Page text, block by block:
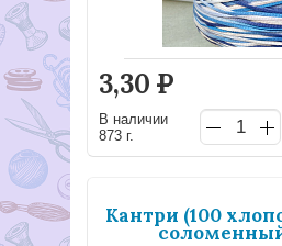
3,30 Р
В наличии
873 г.
Кантри (100